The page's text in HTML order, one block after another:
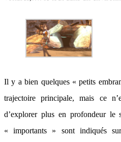
Il y a bien quelques « petits
trajectoire principale, mais ce
d’explorer plus en profondeur le
« importants » sont indiqués